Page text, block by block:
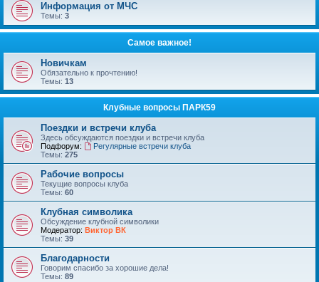
Информация от МЧС
Темы: 3
Самое важное!
Новичкам
Обязательно к прочтению!
Темы: 13
Клубные вопросы ПАРК59
Поездки и встречи клуба
Здесь обсуждаются поездки и встречи клуба
Подфорум:
Регулярные встречи клуба
Темы: 275
Рабочие вопросы
Текущие вопросы клуба
Темы: 60
Клубная символика
Обсуждение клубной символики
Модератор: Виктор ВК
Темы: 39
Благодарности
Говорим спасибо за хорошие дела!
Темы: 89